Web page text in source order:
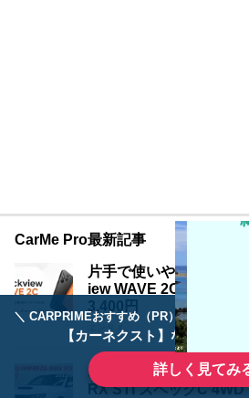
＼ CARPRIMEおすすめ（PR） ／
【カーネクスト】ならどんな
詳しく見てみ
CarMe Pro最新記事
片手で使いやすい5イン
iew WAVE 2C」登場！
3,400円
H.24(2012)年 スバル イ
RX STI スペックC